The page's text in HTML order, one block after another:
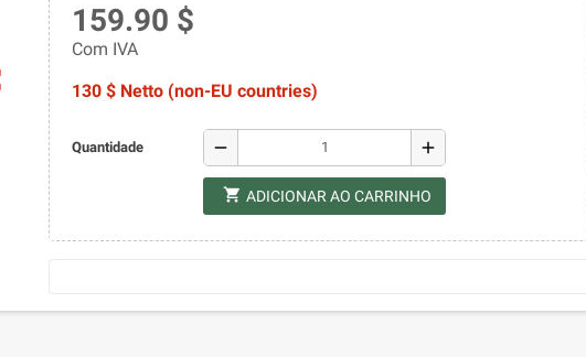
159.90 $
Com IVA
130 $ Netto (non-EU countries)
Quantidade remove add
shopping_cart ADICIONAR AO CARRINHO